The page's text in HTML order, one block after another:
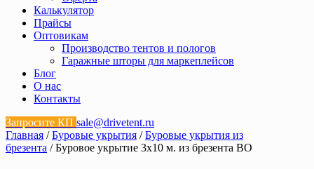
Калькулятор
Прайсы
Оптовикам
Производство тентов и пологов
Гаражные шторы для маркеплейсов
Блог
О нас
Контакты
Запросите КП sale@drivetent.ru
Главная /Буровые укрытия /Буровые укрытия из
брезента / Буровое укрытие 3х10 м. из брезента ВО